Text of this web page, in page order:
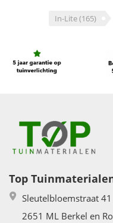
In-Lite(165)
Top
Sleutelbloemstraat 41
2651 ML Berkel en